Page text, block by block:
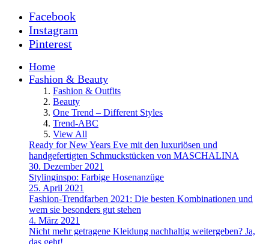
Facebook
Instagram
Pinterest
Home
Fashion & Beauty
Fashion & Outfits
Beauty
One Trend – Different Styles
Trend-ABC
View All
Ready for New Years Eve mit den luxuriösen und
handgefertigten Schmuckstücken von MASCHALINA
30. Dezember 2021
Stylinginspo: Farbige Hosenanzüge
25. April 2021
Fashion-Trendfarben 2021: Die besten Kombinationen und
wem sie besonders gut stehen
4. März 2021
Nicht mehr getragene Kleidung nachhaltig weitergeben? Ja,
das geht!